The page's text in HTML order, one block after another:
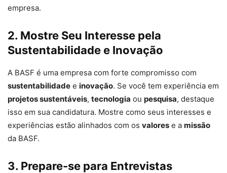
empresa.
2. Mostre Seu Interesse pela
Sustentabilidade e Inovação
A BASF é uma empresa com forte compromisso com
sustentabilidade e inovação. Se você tem experiência em
projetos sustentáveis, tecnologia ou pesquisa, destaque
isso em sua candidatura. Mostre como seus interesses e
experiências estão alinhados com os valores e a missão
da BASF.
3. Prepare-se para Entrevistas